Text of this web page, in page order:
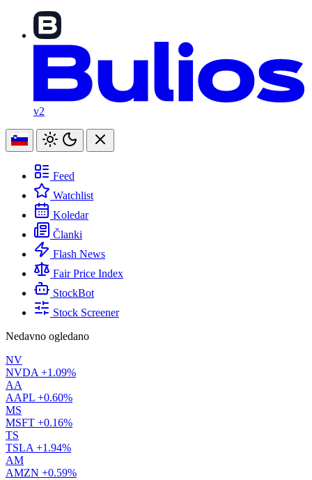
v2
Feed
Watchlist
Koledar
Članki
Flash News
Fair Price Index
StockBot
Stock Screener
Nedavno ogledano
NV
NVDA +1.09%
AA
AAPL +0.60%
MS
MSFT +0.16%
TS
TSLA +1.94%
AM
AMZN +0.59%